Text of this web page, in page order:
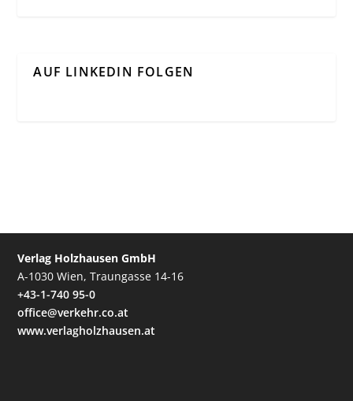
AUF LINKEDIN FOLGEN
Verlag Holzhausen GmbH
A-1030 Wien, Traungasse 14-16
+43-1-740 95-0
office@verkehr.co.at
www.verlagholzhausen.at